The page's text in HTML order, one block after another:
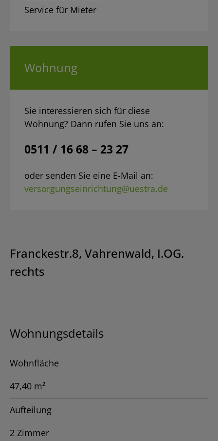
Franckestr.8, Vahrenwald, I.OG.
rechts
Wohnungsdetails
Wohnfläche
47,40 m²
Aufteilung
2 Zimmer
Service für Mieter
Wohnung
Sie interessieren sich für diese
Wohnung? Dann rufen Sie uns an:
0511 / 16 68 – 23 27
oder senden Sie eine E-Mail an:
versorgungseinrichtung@uestra.de